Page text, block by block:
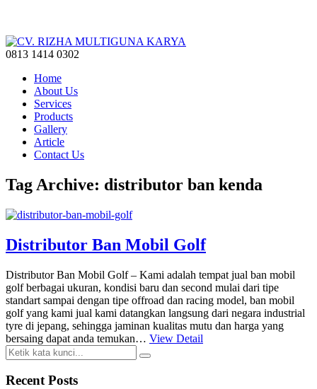
0813 1414 0302
Home
About Us
Services
Products
Gallery
Article
Contact Us
Tag Archive: distributor ban kenda
Distributor Ban Mobil Golf
Distributor Ban Mobil Golf – Kami adalah tempat jual ban mobil
golf berbagai ukuran, kondisi baru dan second mulai dari tipe
standart sampai dengan tipe offroad dan racing model, ban mobil
golf yang kami jual kami datangkan langsung dari negara industrial
tyre di jepang, sehingga jaminan kualitas mutu dan harga yang
bersaing dapat anda temukan… View Detail
Recent Posts